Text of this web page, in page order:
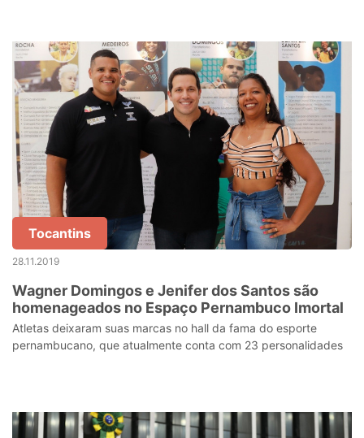
Tocantins
28.11.2019
Wagner Domingos e Jenifer dos Santos são
homenageados no Espaço Pernambuco Imortal
Atletas deixaram suas marcas no hall da fama do esporte
pernambucano, que atualmente conta com 23 personalidades